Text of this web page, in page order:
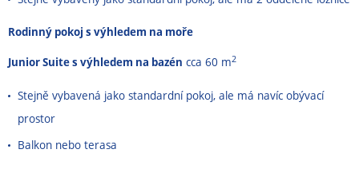
Rodinný pokoj s výhledem na moře
Junior Suite s výhledem na bazén cca 60 m2
Stejně vybavená jako standardní pokoj, ale má navíc obývací
prostor
Balkon nebo terasa